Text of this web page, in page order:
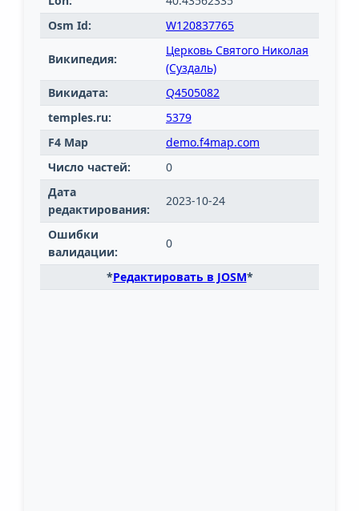
Osm Id:
W120837765
Википедия:
Церковь Святого Николая
(Суздаль)
Викидата:
Q4505082
temples.ru:
5379
F4 Map
demo.f4map.com
Число частей:
0
Дата
редактирования:
2023-10-24
Ошибки
валидации:
0
*Редактировать в JOSM*